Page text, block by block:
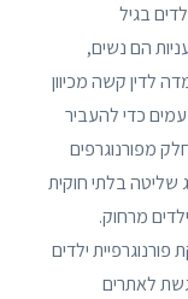
בגיל
הפוגעניות הם נשים,
ילדים מתחת לגיל 12. העמדה לדין קשה מכיוון
כדי להעביר
מפורנוגרפים
שליטה בלתי חוקית
מרחוק.
ילדים
לאתרים